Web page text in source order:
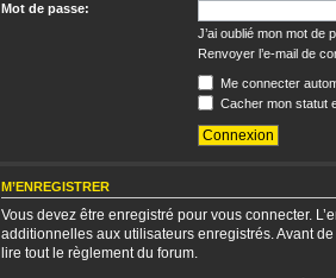
Mot de passe:
J’ai oublié mon mot de
Renvoyer l’e-mail de
Me connecter
Cacher mon statut
M’ENREGISTRER
Vous devez être enregistré pour vous connecter.
additionnelles aux utilisateurs enregistrés. Avant
lire tout le règlement du forum.